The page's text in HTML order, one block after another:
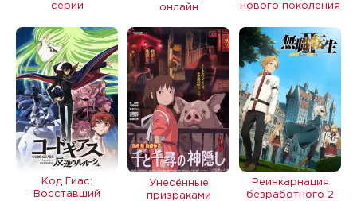
серии
онлайн
нового поколения
Код Гиас:
Восставший
Унесённые
призраками
Реинкарнация
безработного 2